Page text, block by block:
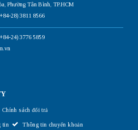
Phường Tân Bình, TP.HCM
28) 3811 8566
24) 3776 5859
Chính sách đổi trả
tin Thông tin chuyển khoản